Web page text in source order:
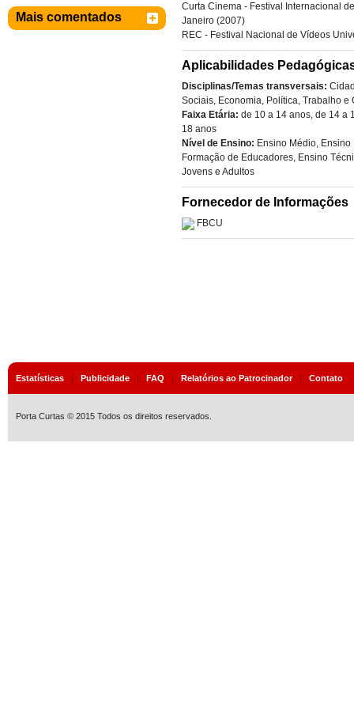
Mais comentados
Curta Cinema - Festival Internacional
Janeiro (2007)
REC - Festival Nacional de Vídeos
Aplicabilidades
Disciplinas/Temas transversais:
Sociais, Economia, Política, Trabalho e
Faixa Etária: de 10 a 14 anos, de 14 a
18 anos
Nível de Ensino: Ensino Médio, Ensino
Formação de Educadores, Ensino
Jovens e Adultos
Fornecedor de Informações
FBCU
Estatísticas | Publicidade | FAQ | Relatórios ao Patrocinador| Contato
Porta Curtas © 2015 Todos os direitos reservados.